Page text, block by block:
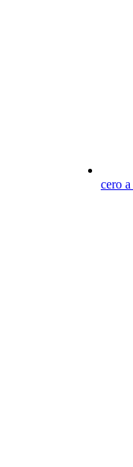
cero